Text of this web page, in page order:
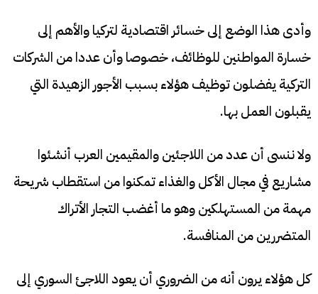
وأدى هذا الوضع إلى خسائر اقتصادية لتركيا والأهم إلى
خسارة المواطنين للوظائف، خصوصا وأن عددا من الشركات
التركية يفضلون توظيف هؤلاء بسبب الأجور الزهيدة التي
يقبلون العمل بها.
ولا ننسى أن عدد من اللاجئين والمقيمين العرب أنشئوا
مشاريع في مجال الأكل والغذاء تمكنوا من استقطاب شريحة
مهمة من المستهلكين وهو ما أغضب التجار الأتراك
المتضررين من المنافسة.
كل هؤلاء يرون أنه من الضروري أن يعود اللاجئ السوري إلى